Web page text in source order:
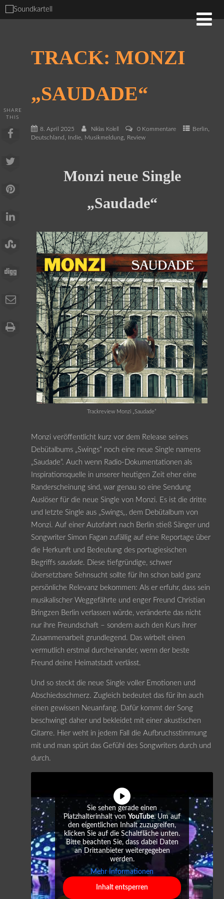
TRACK: MONZI
„SAUDADE“
8. April 2025 Niklas Kolell 0 Kommentare Berlin,
Deutschland , Indie, Musikmeldung, Review
SHARE
THIS
Monzi neue Single
„Saudade“
Trackreview Monzi „Saudade“
Monzi veröffentlicht kurz vor dem Release seines
Debütalbums „Swings“ noch eine neue Single namens
„Saudade“. Auch wenn Radio-Dokumentationen als
Inspirationsquelle in unserer heutigen Zeit eher eine
Randerscheinung sind, war genau so eine Sendung
Auslöser für die neue Single von Monzi. Es ist die dritte
und letzte Single aus „Swings„, dem Debütalbum von
Monzi. Auf einer Autofahrt nach Berlin stieß Sänger und
Songwriter Simon Fagan zufällig auf eine Reportage über
die Herkunft und Bedeutung des portugiesischen
Begriffs saudade. Diese tiefgründige, schwer
übersetzbare Sehnsucht sollte für ihn schon bald ganz
persönliche Relevanz bekommen: Als er erfuhr, dass sein
musikalischer Weggefährte und enger Freund Christian
Bringzen Berlin verlassen würde, veränderte das nicht
nur ihre Freundschaft – sondern auch den Kurs ihrer
Zusammenarbeit grundlegend. Das wirbelt einen
vermutlich erstmal durcheinander, wenn der beste
Freund deine Heimatstadt verlässt.
Und so steckt die neue Single voller Emotionen und
Abschiedsschmerz. Zugleich bedeutet das für ihn auch
einen gewissen Neuanfang. Dafür kommt der Song
beschwingt daher und bekleidet mit einer akustischen
Gitarre. Hier weht in jedem Fall die Aufbruchsstimmung
mit und man spürt das Gefühl des Songwriters durch und
durch.
Sie sehen gerade einen
Platzhalterinhalt von YouTube. Um auf
den eigentlichen Inhalt zuzugreifen,
klicken Sie auf die Schaltfläche unten.
Bitte beachten Sie, dass dabei Daten
an Drittanbieter weitergegeben
werden.
Mehr Informationen
Inhalt entsperren